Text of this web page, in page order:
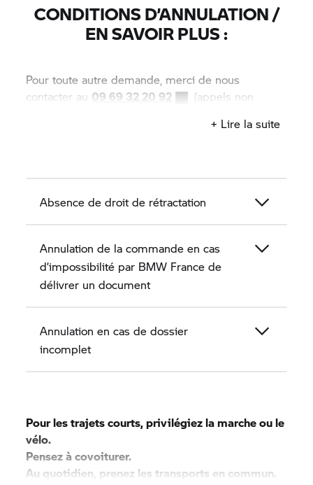
CONDITIONS D’ANNULATION /
EN SAVOIR PLUS :
Pour toute autre demande, merci de nous
contacter au 09 69 32 20 92
(appels non
+ Lire la suite
Absence de droit de rétractation
Annulation de la commande en cas
d’impossibilité par BMW France de
délivrer un document
Annulation en cas de dossier
incomplet
Pour les trajets courts, privilégiez la marche ou le
vélo.
Pensez à covoiturer.
Au quotidien, prenez les transports en commun.